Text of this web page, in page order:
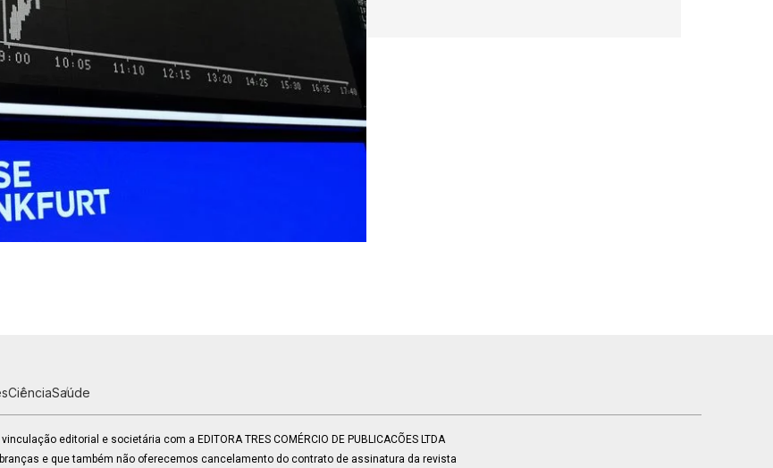
CiênciaSaúde
editorial e societária com a EDITORA TRES COMÉRCIO DE PUBLICACÕES LTDA
e que também não oferecemos cancelamento do contrato de assinatura da revista